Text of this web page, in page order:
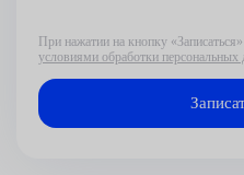
При нажатии на кнопку
условиями обработки персональных